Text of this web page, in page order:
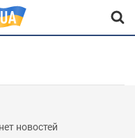
новостей